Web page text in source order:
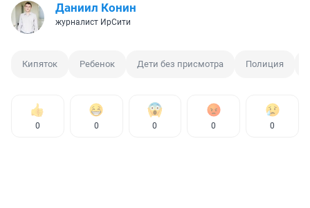
Даниил Конин
журналист ИрСити
Кипяток Ребенок Дети без присмотра Полиция
0 0 0 0 0